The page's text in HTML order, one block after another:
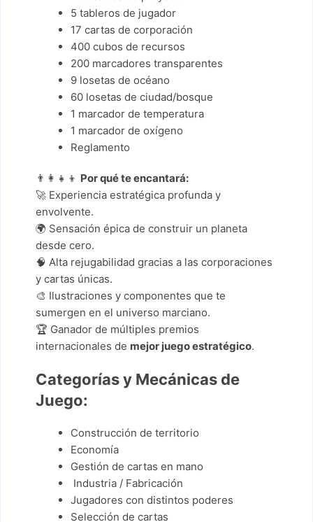
5 tableros de jugador
17 cartas de corporación
400 cubos de recursos
200 marcadores transparentes
9 losetas de océano
60 losetas de ciudad/bosque
1 marcador de temperatura
1 marcador de oxígeno
Reglamento
👨‍👩‍👧‍👦 Por qué te encantará:
🚀 Experiencia estratégica profunda y
envolvente.
🌍 Sensación épica de construir un planeta
desde cero.
🧠 Alta rejugabilidad gracias a las corporaciones
y cartas únicas.
🎨 Ilustraciones y componentes que te
sumergen en el universo marciano.
🏆 Ganador de múltiples premios
internacionales de mejor juego estratégico.
Categorías y Mecánicas de
Juego:
Construcción de territorio
Economía
Gestión de cartas en mano
Industria / Fabricación
Jugadores con distintos poderes
Selección de cartas